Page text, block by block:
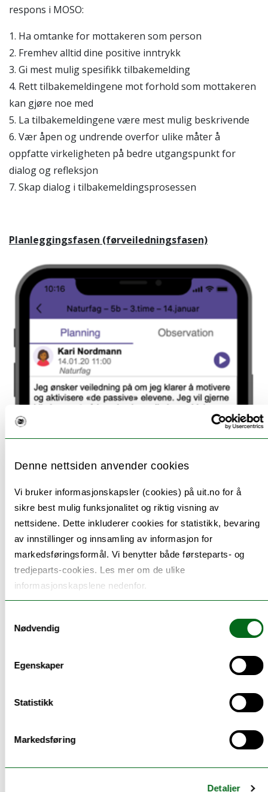
Denne nettsiden anvender cookies
Vi bruker informasjonskapsler (cookies) på uit.no for å
sikre best mulig funksjonalitet og riktig visning av
nettsidene. Dette inkluderer cookies for statistikk, bevaring
av innstillinger og innsamling av informasjon for
markedsføringsformål. Vi benytter både førsteparts- og
tredjeparts-cookies. Les mer om de ulike
informasjonskapslene nedenfor.
Nødvendig
Egenskaper
Statistikk
Markedsføring
Detaljer
respons i MOSO:
1. Ha omtanke for mottakeren som person
2. Fremhev alltid dine positive inntrykk
3. Gi mest mulig spesifikk tilbakemelding
4. Rett tilbakemeldingene mot forhold som mottakeren
kan gjøre noe med
5. La tilbakemeldingene være mest mulig beskrivende
6. Vær åpen og undrende overfor ulike måter å
oppfatte virkeligheten på bedre utgangspunkt for
dialog og refleksjon
7. Skap dialog i tilbakemeldingsprosessen
Planleggingsfasen (førveiledningsfasen)
Bli enig i gruppa om tidspunkt for når planen skal
være klar i MOSO og når responsen skal være